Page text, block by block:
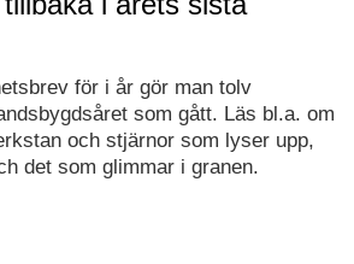
för i år gör man tolv
som gått. Läs bl.a. om
och stjärnor som lyser upp,
det som glimmar i granen.